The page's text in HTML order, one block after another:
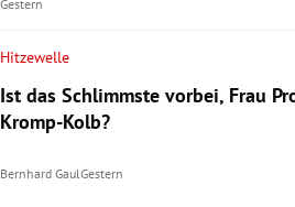
Gestern
Hitzewelle
Ist das Schlimmste vorbei, Frau
Kromp-Kolb?
Bernhard GaulGestern